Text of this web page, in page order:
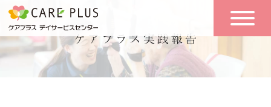
こんな方に
おすすめ
一日の流れ